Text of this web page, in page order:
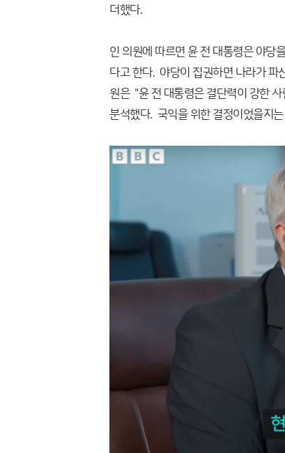
더했다.
인 의원에 따르면 윤 전 대통령은 야당
다고 한다. 야당이 집권하면 나라가
원은 "윤 전 대통령은 결단력이 강한
분석했다. 국익을 위한 결정이었을지